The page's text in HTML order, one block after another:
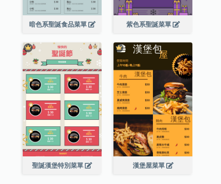
暗色系聖誕食品菜單 紫色系聖誕菜單
聖誕漢堡特別菜單 漢堡屋菜單